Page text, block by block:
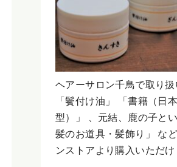
ヘアーサロン千鳥で取り扱
「鬢付け油」 「書籍（日
型）」 、元結、鹿の子と
髪のお道具・髪飾り」 な
ンストアより購入いただけ